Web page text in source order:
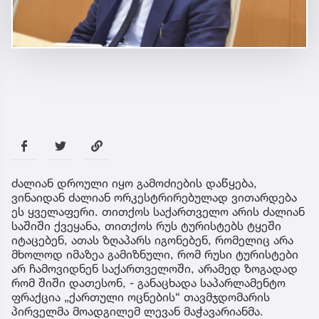
ძალიან დროული იყო გამოძიების დაწყება,
ვინაიდან ძალიან ორკესტრირებულად ვითარდება
ეს ყველაფერი. თითქოს საქართველო არის ძალიან
საშიში ქვეყანა, თითქოს რუს ტურისტებს ტყეში
იტაცებენ, ათას ზღაპარს იგონებენ, რომელიც არა
მხოლოდ იმაზეა გამიზნული, რომ რუსი ტურისტები
არ ჩამოვიდნენ საქართველოში, არამედ ზოგადად
რომ შიში დათესონ, - განაცხადა საპარლამენტო
ფრაქცია „ქართული ოცნების“ თავმჯდომარის
პირველმა მოადგილემ ლევან მაჭავარიანმა.